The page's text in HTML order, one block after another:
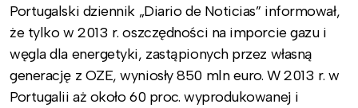
Portugalski dziennik „Diario de Noticias” informował,
że tylko w 2013 r. oszczędności na imporcie gazu i
węgla dla energetyki, zastąpionych przez własną
generację z OZE, wyniosły 850 mln euro. W 2013 r. w
Portugalii aż około 60 proc. wyprodukowanej i